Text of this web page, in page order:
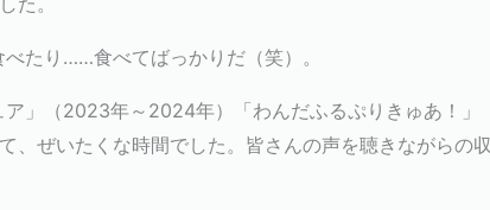
たり……食べてばっかりだ（笑）。
」（2023年～2024年）「わんだふるぷりきゅあ！
、ぜいたくな時間でした。皆さんの声を聴きながらの